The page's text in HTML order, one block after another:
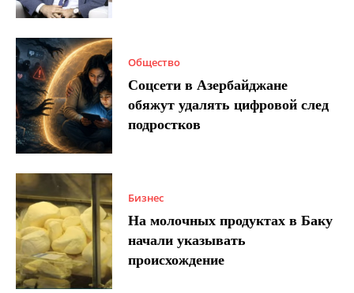
Общество
Соцсети в Азербайджане
обяжут удалять цифровой след
подростков
Бизнес
На молочных продуктах в Баку
начали указывать
происхождение